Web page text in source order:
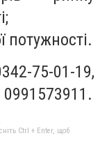
потужності.
75-01-19,
Ctrl + Enter, щоб